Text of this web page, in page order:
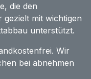
die den
mit wichtigen
unterstützt.
Wir
bei abnehmen